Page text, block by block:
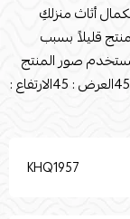
أثاث منزلكِ
قليلاً بسبب
صور المنتج
المرفقة في أغراض التوضيح فقط.القياسات : الطول: 45العرض : 45الارتفاع :
KHQ1957